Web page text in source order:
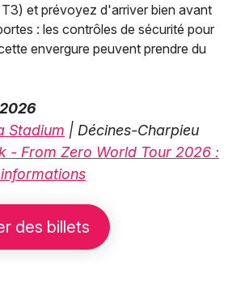
et prévoyez d'arriver bien avant
: les contrôles de sécurité pour
envergure peuvent prendre du
Stadium | Décines-Charpieu
- From Zero World Tour 2026 :
des billets